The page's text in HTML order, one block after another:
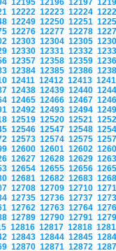
12195 12196 12197
12222 12223 12224
12249 12250 12251
12276 12277 12278
12303 12304 12305
12330 12331 12332
12357 12358 12359
12384 12385 12386
12411 12412 12413
12438 12439 12440
12465 12466 12467
12492 12493 12494
12519 12520 12521
12546 12547 12548
12573 12574 12575
12600 12601 12602
12627 12628 12629
12654 12655 12656
12681 12682 12683
12708 12709 12710
12735 12736 12737
12762 12763 12764
12789 12790 12791
12816 12817 12818
12843 12844 12845
12870 12871 12872